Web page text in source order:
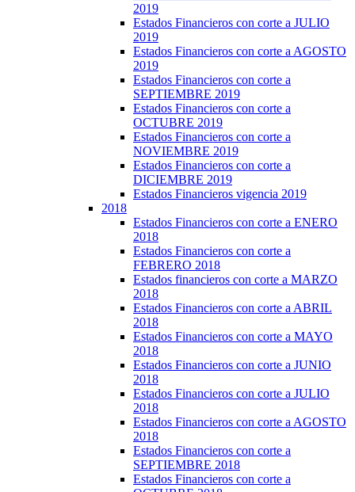
2019
Estados Financieros con corte a JULIO
2019
Estados Financieros con corte a AGOSTO
2019
Estados Financieros con corte a
SEPTIEMBRE 2019
Estados Financieros con corte a
OCTUBRE 2019
Estados Financieros con corte a
NOVIEMBRE 2019
Estados Financieros con corte a
DICIEMBRE 2019
Estados Financieros vigencia 2019
2018
Estados Financieros con corte a ENERO
2018
Estados Financieros con corte a
FEBRERO 2018
Estados financieros con corte a MARZO
2018
Estados Financieros con corte a ABRIL
2018
Estados Financieros con corte a MAYO
2018
Estados Financieros con corte a JUNIO
2018
Estados Financieros con corte a JULIO
2018
Estados Financieros con corte a AGOSTO
2018
Estados Financieros con corte a
SEPTIEMBRE 2018
Estados Financieros con corte a